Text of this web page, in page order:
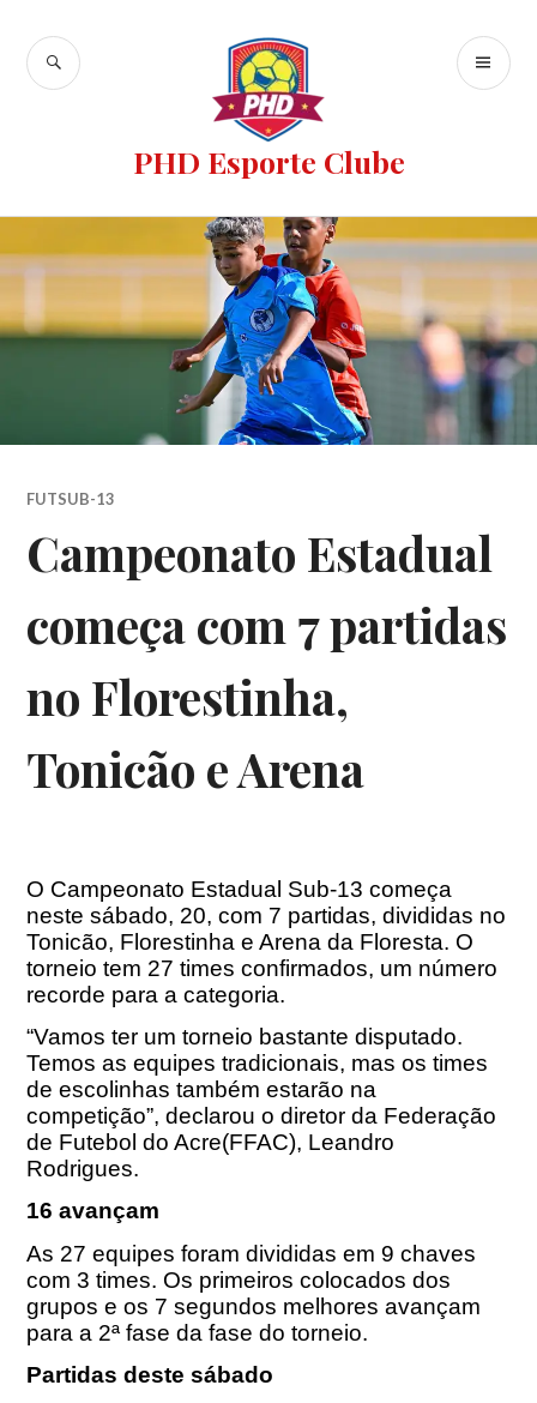
PHD Esporte Clube
FUTSUB-13
Campeonato Estadual
começa com 7 partidas
no Florestinha,
Tonicão e Arena
O Campeonato Estadual Sub-13 começa
neste sábado, 20, com 7 partidas, divididas no
Tonicão, Florestinha e Arena da Floresta. O
torneio tem 27 times confirmados, um número
recorde para a categoria.
“Vamos ter um torneio bastante disputado.
Temos as equipes tradicionais, mas os times
de escolinhas também estarão na
competição”, declarou o diretor da Federação
de Futebol do Acre(FFAC), Leandro
Rodrigues.
16 avançam
As 27 equipes foram divididas em 9 chaves
com 3 times. Os primeiros colocados dos
grupos e os 7 segundos melhores avançam
para a 2ª fase da fase do torneio.
Partidas deste sábado